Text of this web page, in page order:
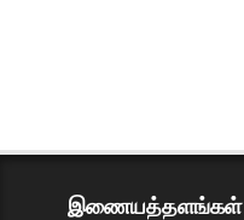
இணையத்தளங்கள்